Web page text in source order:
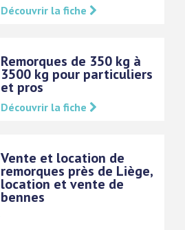
Découvrir la fiche
Remorques de 350 kg à
3500 kg pour particuliers
et pros
Découvrir la fiche
Vente et location de
remorques près de Liège,
location et vente de
bennes